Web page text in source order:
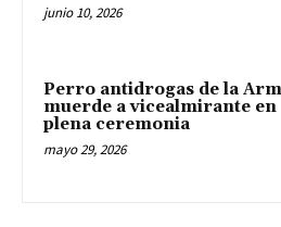
junio 10, 2026
Perro antidrogas de la
muerde a vicealmirante en
plena ceremonia
mayo 29, 2026